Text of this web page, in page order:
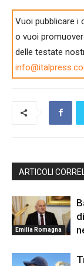
Vuoi pubblicare i
o vuoi
delle testate
ARTICOLI
Emilia Romagna